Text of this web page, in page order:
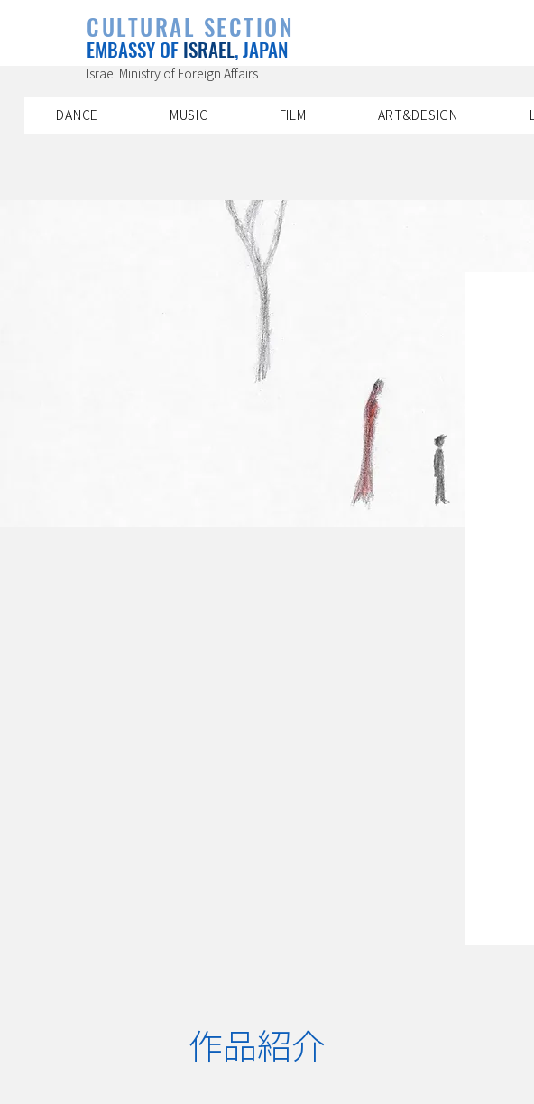
SPECIAL PROJECT
ABOUT US
CONTACT
CULTURAL SECTION
EMBASSY OFISRAEL, JAPAN
Israel Ministry of Foreign Affairs
DANCE MUSIC FILM ART&DESIGN
作品紹介